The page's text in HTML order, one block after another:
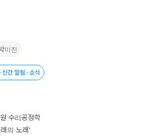
행성계는 보호해야 한다는 원칙에 따라 탄
는 곳에선 ‘문명 테스트’를 진행한다. 수많
은 어느덧 태양계까지 도달한다. 이곳의
마을의 초등학생을 상대로 테스트를 시작
게 달린 지구의 운명. 아이들은 무사히 테
?
미진
신간 알림 · 소식
수리공정학
의 노래'